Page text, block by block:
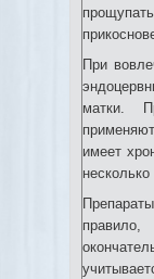
При
матки.
имеет
несколько